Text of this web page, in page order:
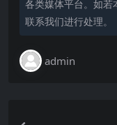
各类媒体平台。如若
联系我们进行处理。
admin